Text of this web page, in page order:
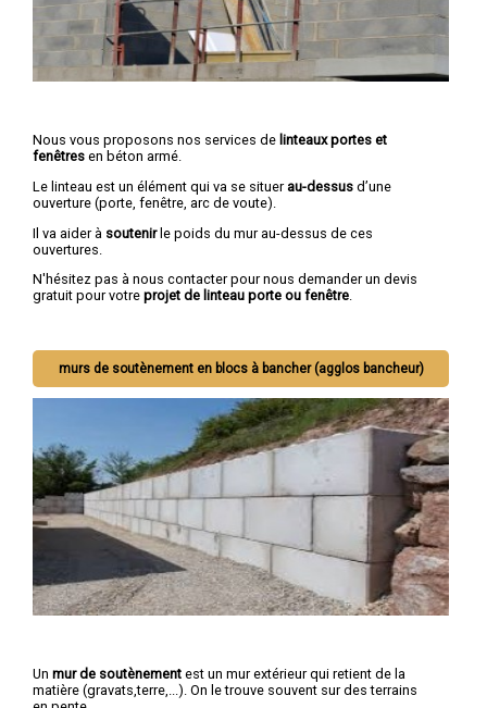
Nous vous proposons nos services de linteaux portes et
fenêtres en béton armé.
Le linteau est un élément qui va se situer au-dessus d’une
ouverture (porte, fenêtre, arc de voute).
Il va aider à soutenirle poids du mur au-dessus de ces
ouvertures.
N'hésitez pas à nous contacter pour nous demander un devis
gratuit pour votre projet de linteau porte ou fenêtre.
murs de soutènement en blocs à bancher (agglos bancheur)
Un mur de soutènement est un mur extérieur qui retient de la
matière (gravats,terre,...). On le trouve souvent sur des terrains